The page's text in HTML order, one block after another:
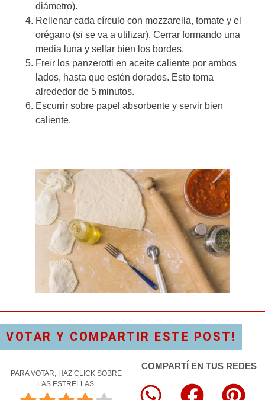
diámetro).
Rellenar cada círculo con mozzarella, tomate y el
orégano (si se va a utilizar). Cerrar formando una
media luna y sellar bien los bordes.
Freír los panzerotti en aceite caliente por ambos
lados, hasta que estén dorados. Esto toma
alrededor de 5 minutos.
Escurrir sobre papel absorbente y servir bien
caliente.
VOTAR Y COMPARTIR ESTE POST!
PARA VOTAR, HAZ CLICK SOBRE
LAS ESTRELLAS.
COMPARTÍ EN TUS REDES